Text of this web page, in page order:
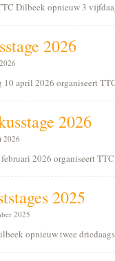
Dilbeek opnieuw 3
2026
april 2026 organiseert
2026
2026
2026 organiseert
2025
2025
opnieuw twee